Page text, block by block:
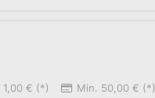
1,00 € (*) Min. 50,00 € (*)